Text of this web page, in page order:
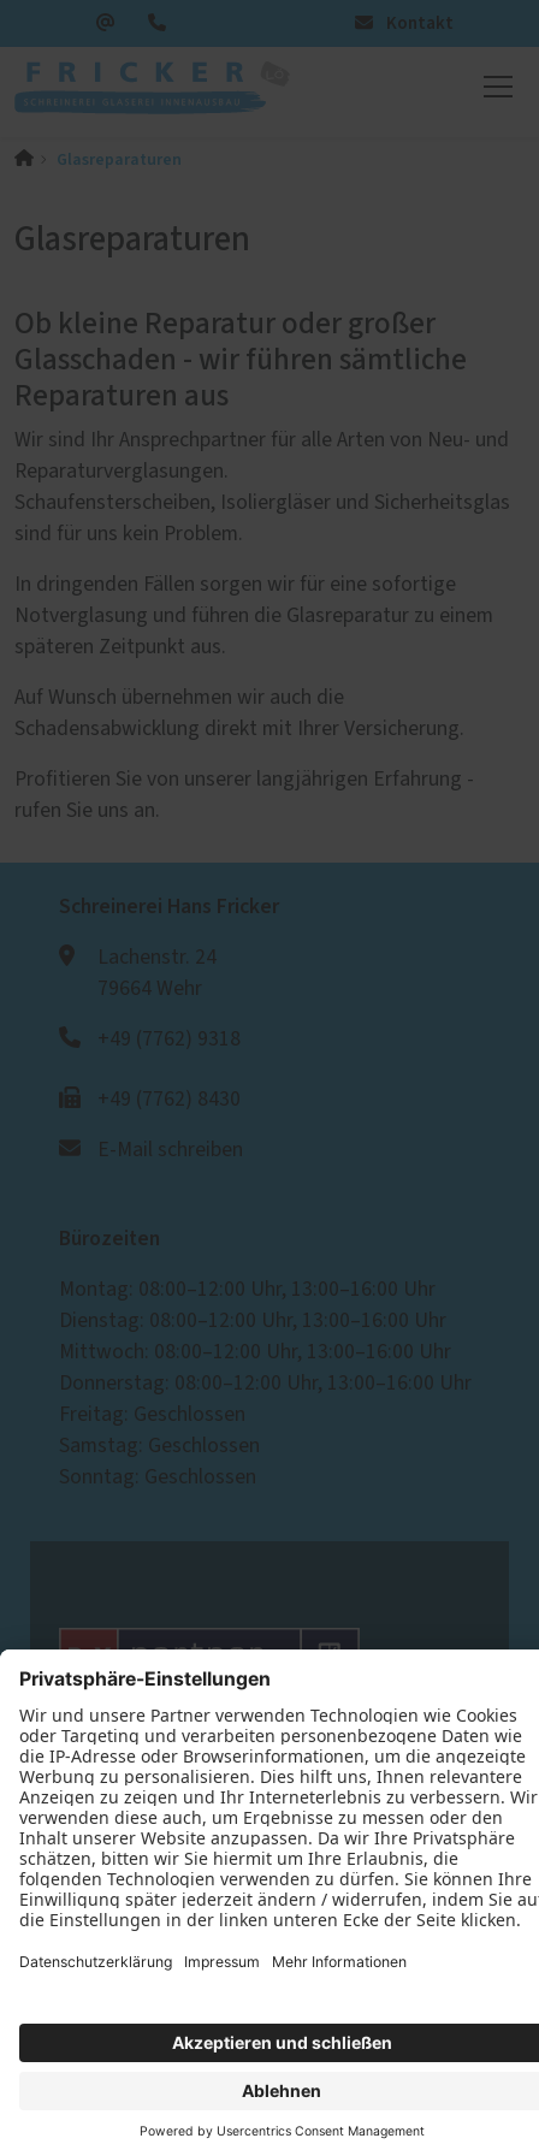
Kontakt
Glasreparaturen
Glasreparaturen
Ob kleine Reparatur oder großer
Glasschaden - wir führen sämtliche
Reparaturen aus
Wir sind Ihr Ansprechpartner für alle Arten von Neu- und
Reparaturverglasungen.
Schaufensterscheiben, Isoliergläser und Sicherheitsglas
sind für uns kein Problem.
In dringenden Fällen sorgen wir für eine sofortige
Notverglasung und führen die Glasreparatur zu einem
späteren Zeitpunkt aus.
Auf Wunsch übernehmen wir auch die
Schadensabwicklung direkt mit Ihrer Versicherung.
Profitieren Sie von unserer langjährigen Erfahrung -
rufen Sie uns an.
Schreinerei Hans Fricker
Lachenstr. 24
79664 Wehr
+49 (7762) 9318
+49 (7762) 8430
E-Mail schreiben
Bürozeiten
Montag: 08:00–12:00 Uhr, 13:00–16:00 Uhr
Dienstag: 08:00–12:00 Uhr, 13:00–16:00 Uhr
Mittwoch: 08:00–12:00 Uhr, 13:00–16:00 Uhr
Donnerstag: 08:00–12:00 Uhr, 13:00–16:00 Uhr
Freitag: Geschlossen
Samstag: Geschlossen
Sonntag: Geschlossen
   
   
Datenschutz Impressum
Kontakt